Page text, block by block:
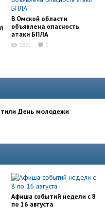
В Омской области
объявлена опасность
атаки БПЛА
2821 0
День молодежи
Афиша событий недели с 8
по 16 августа